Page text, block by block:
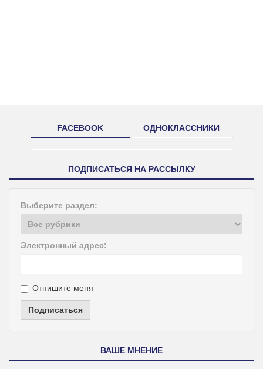
FACEBOOK ОДНОКЛАССНИКИ
ПОДПИСАТЬСЯ НА РАССЫЛКУ
Выберите раздел:
Электронный адрес:
Отпишите меня
Подписаться
ВАШЕ МНЕНИЕ